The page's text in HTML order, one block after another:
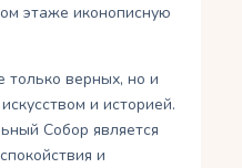
этаже иконописную
только верных, но и
и историей.
Собор является
и